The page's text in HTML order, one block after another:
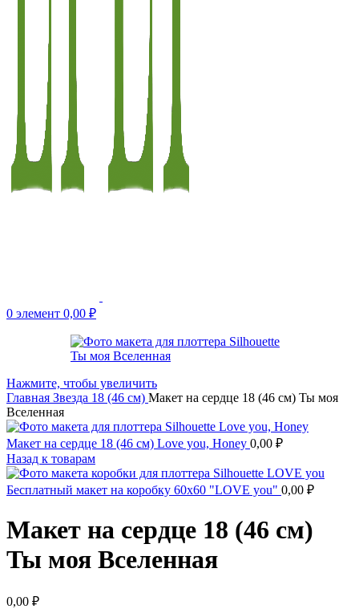
0 элемент 0,00 ₽
Нажмите, чтобы увеличить
Главная Звезда 18 (46 см) Макет на сердце 18 (46 см) Ты моя
Вселенная
Макет на сердце 18 (46 см) Love you, Honey 0,00 ₽
Назад к товарам
Бесплатный макет на коробку 60х60 "LOVE you" 0,00 ₽
Макет на сердце 18 (46 см)
Ты моя Вселенная
0,00 ₽